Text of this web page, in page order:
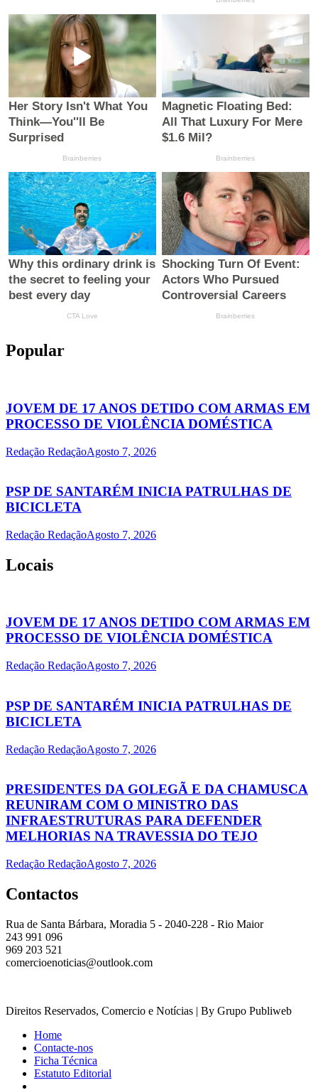
Popular
JOVEM DE 17 ANOS DETIDO COM ARMAS EM
PROCESSO DE VIOLÊNCIA DOMÉSTICA
Redação RedaçãoAgosto 7, 2026
PSP DE SANTARÉM INICIA PATRULHAS DE
BICICLETA
Redação RedaçãoAgosto 7, 2026
Locais
JOVEM DE 17 ANOS DETIDO COM ARMAS EM
PROCESSO DE VIOLÊNCIA DOMÉSTICA
Redação RedaçãoAgosto 7, 2026
PSP DE SANTARÉM INICIA PATRULHAS DE
BICICLETA
Redação RedaçãoAgosto 7, 2026
PRESIDENTES DA GOLEGÃ E DA CHAMUSCA
REUNIRAM COM O MINISTRO DAS
INFRAESTRUTURAS PARA DEFENDER
MELHORIAS NA TRAVESSIA DO TEJO
Redação RedaçãoAgosto 7, 2026
Contactos
Rua de Santa Bárbara, Moradia 5 - 2040-228 - Rio Maior
243 991 096
969 203 521
comercioenoticias@outlook.com
Direitos Reservados, Comercio e Notícias | By Grupo Publiweb
Home
Contacte-nos
Ficha Técnica
Estatuto Editorial